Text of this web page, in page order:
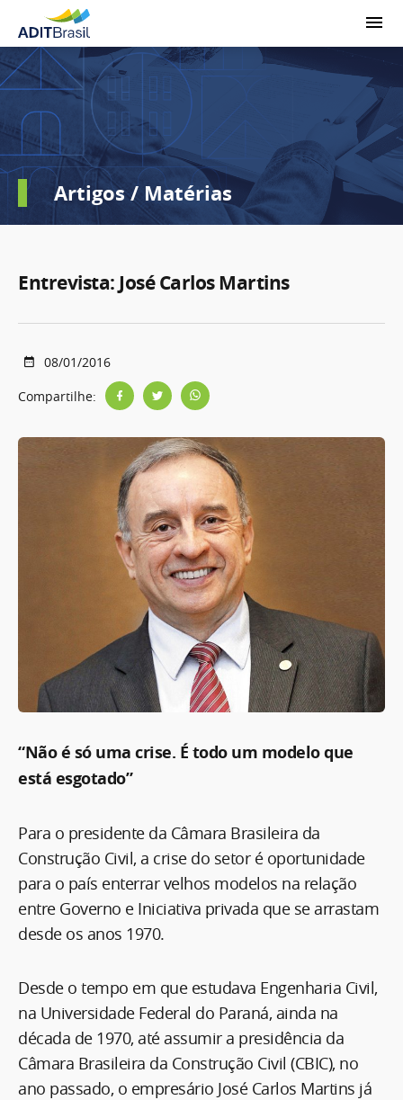
Artigos / Matérias
Entrevista: José Carlos Martins
08/01/2016
Compartilhe:
“Não é só uma crise. É todo um modelo que
está esgotado”
Para o presidente da Câmara Brasileira da
Construção Civil, a crise do setor é oportunidade
para o país enterrar velhos modelos na relação
entre Governo e Iniciativa privada que se arrastam
desde os anos 1970.
Desde o tempo em que estudava Engenharia Civil,
na Universidade Federal do Paraná, ainda na
década de 1970, até assumir a presidência da
Câmara Brasileira da Construção Civil (CBIC), no
ano passado, o empresário José Carlos Martins já